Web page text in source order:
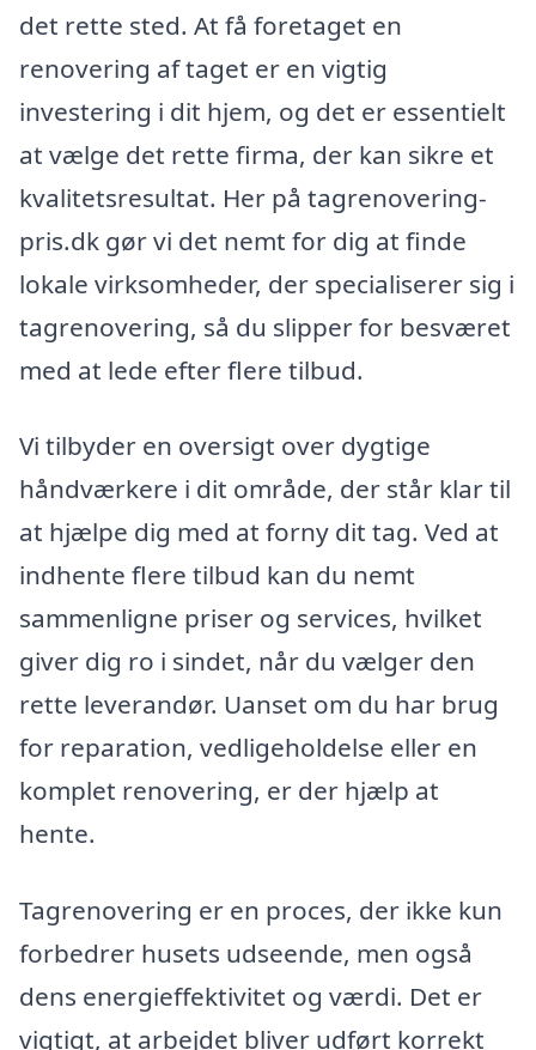
det rette sted. At få foretaget en
renovering af taget er en vigtig
investering i dit hjem, og det er essentielt
at vælge det rette firma, der kan sikre et
kvalitetsresultat. Her på tagrenovering-
pris.dk gør vi det nemt for dig at finde
lokale virksomheder, der specialiserer sig i
tagrenovering, så du slipper for besværet
med at lede efter flere tilbud.
Vi tilbyder en oversigt over dygtige
håndværkere i dit område, der står klar til
at hjælpe dig med at forny dit tag. Ved at
indhente flere tilbud kan du nemt
sammenligne priser og services, hvilket
giver dig ro i sindet, når du vælger den
rette leverandør. Uanset om du har brug
for reparation, vedligeholdelse eller en
komplet renovering, er der hjælp at
hente.
Tagrenovering er en proces, der ikke kun
forbedrer husets udseende, men også
dens energieffektivitet og værdi. Det er
vigtigt, at arbejdet bliver udført korrekt